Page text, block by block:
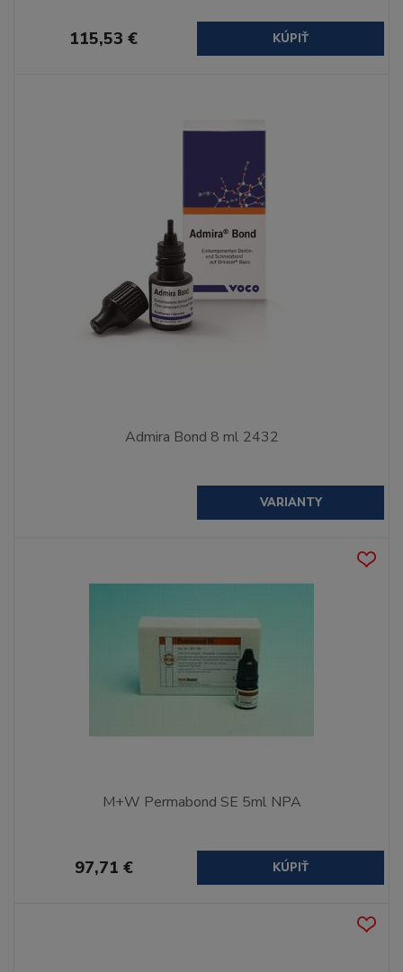
115,53 € KÚPIŤ
Admira Bond 8 ml 2432
VARIANTY
M+W Permabond SE 5ml NPA
97,71 € KÚPIŤ